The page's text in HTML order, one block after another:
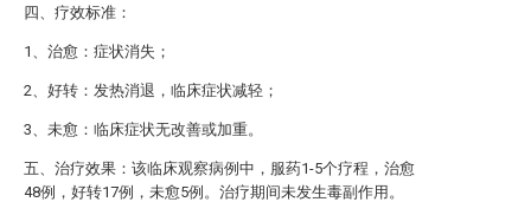
四、疗效标准：
1、治愈：症状消失；
2、好转：发热消退，临床症状减轻；
3、未愈：临床症状无改善或加重。
五、治疗效果：该临床观察病例中，服药1-5个疗程，治愈
48例，好转17例，未愈5例。治疗期间未发生毒副作用。